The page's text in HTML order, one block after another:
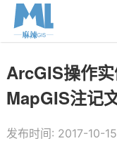
ArcGIS操作实
MapGIS注记
发布时间: 2017-10-15